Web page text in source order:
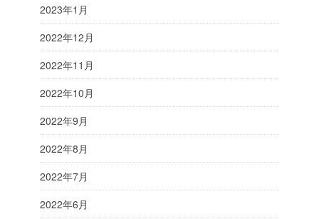
2023年1月
2022年12月
2022年11月
2022年10月
2022年9月
2022年8月
2022年7月
2022年6月